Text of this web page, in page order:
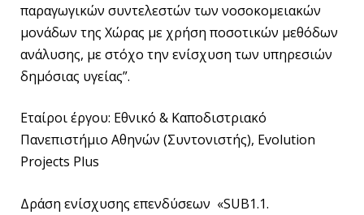
παραγωγικών συντελεστών των νοσοκομειακών
μονάδων της Χώρας με χρήση ποσοτικών μεθόδων
ανάλυσης, με στόχο την ενίσχυση των υπηρεσιών
δημόσιας υγείας”.
Εταίροι έργου: Εθνικό & Καποδιστριακό
Πανεπιστήμιο Αθηνών (Συντονιστής), Evolution
Projects Plus
Δράση ενίσχυσης επενδύσεων «SUB1.1.